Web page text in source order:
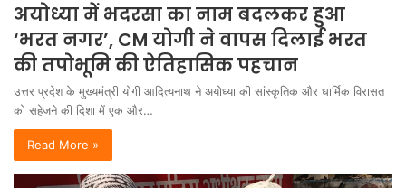
अयोध्या में भदरसा का नाम बदलकर हुआ
‘भरत नगर’, CM योगी ने वापस दिलाई भरत
की तपोभूमि की ऐतिहासिक पहचान
उत्तर प्रदेश के मुख्यमंत्री योगी आदित्यनाथ ने अयोध्या की सांस्कृतिक और धार्मिक विरासत
को सहेजने की दिशा में एक और…
Read More »